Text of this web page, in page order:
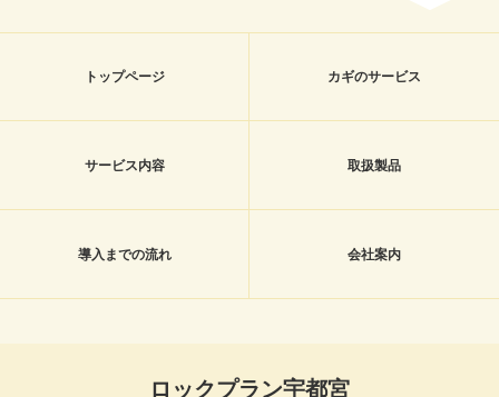
トップページ カギのサービス
サービス内容 取扱製品
導入までの流れ 会社案内
ロックプラン宇都宮